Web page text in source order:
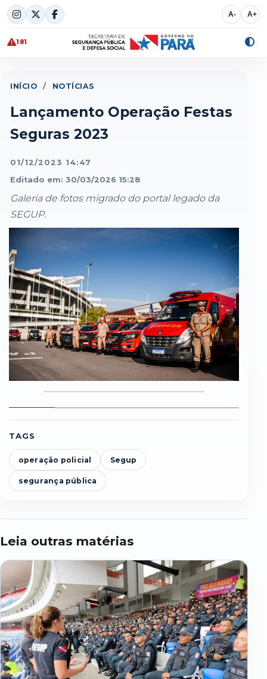
Skip
to
content
A- A+
181
INÍCIO / NOTÍCIAS
Lançamento Operação Festas
Seguras 2023
01/12/2023 14:47
Editado em: 30/03/2026 15:28
Galeria de fotos migrado do portal legado da
SEGUP.
1
2
3
4
5
TAGS
operação policial Segup
segurança pública
Leia outras matérias